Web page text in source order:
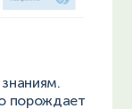
порождает